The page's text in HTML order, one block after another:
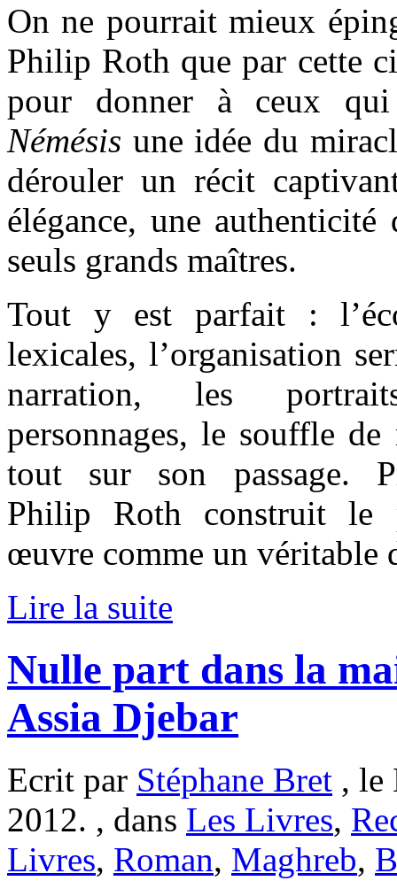
On ne pourrait mieux
Philip Roth que par cette
pour donner à ceux
Némésis une idée du
dérouler un récit
élégance, une
seuls grands maîtres.
Tout y est parfait :
lexicales, l’organisation
narration, les
personnages, le souffle
tout sur son passage.
Philip Roth construit le
œuvre comme un véritable
Lire la suite
Nulle part dans la
Assia Djebar
Ecrit par Stéphane Bret , le
2012. , dans Les Livres,
Livres, Roman, Maghreb,